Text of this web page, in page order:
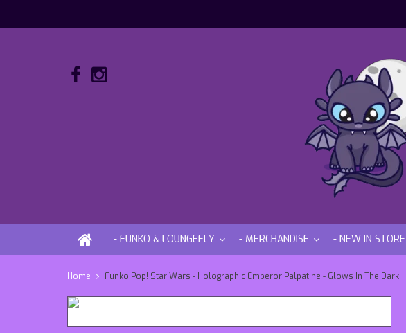
- FUNKO & LOUNGEFLY - MERCHANDISE - NEW IN STORE
Home Funko Pop! Star Wars - Holographic Emperor Palpatine - Glows In The Dark